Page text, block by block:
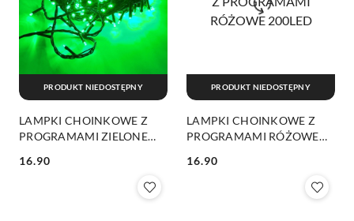
LAMPKI CHOINKOWE Z
PROGRAMAMI ZIELONE
Cena:
16.90
PRODUKT NIEDOSTĘPNY
LAMPKI CHOINKOWE Z
PROGRAMAMI RÓŻOWE
Cena:
16.90
PRODUKT NIEDOSTĘPNY